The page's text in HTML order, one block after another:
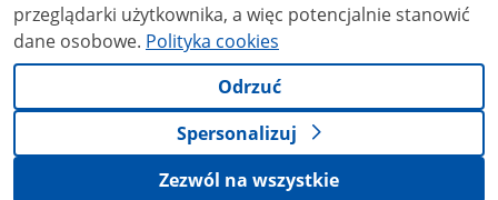
przeglądarki użytkownika, a więc potencjalnie stanowić
dane osobowe. Polityka cookies
Odrzuć
Spersonalizuj
Zezwól na wszystkie